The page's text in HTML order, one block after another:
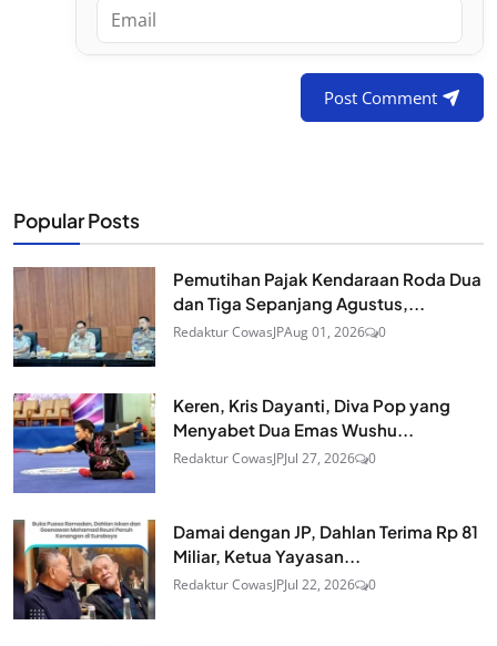
Post Comment
Popular Posts
Pemutihan Pajak Kendaraan Roda Dua
dan Tiga Sepanjang Agustus,...
Redaktur CowasJPAug 01, 2026 0
Keren, Kris Dayanti, Diva Pop yang
Menyabet Dua Emas Wushu...
Redaktur CowasJPJul 27, 2026 0
Damai dengan JP, Dahlan Terima Rp 81
Miliar, Ketua Yayasan...
Redaktur CowasJPJul 22, 2026 0